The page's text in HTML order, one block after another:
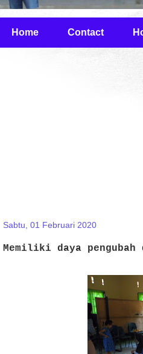
Home Contact
Sabtu, 01 Februari 2020
Memiliki daya pengubah